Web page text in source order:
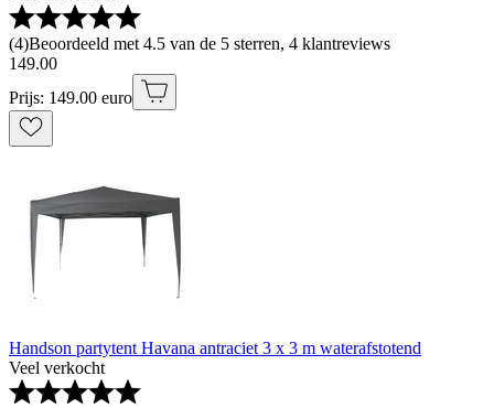
(4)Beoordeeld met 4.5 van de 5 sterren, 4 klantreviews
149.00
Prijs: 149.00 euro
Handson partytent Havana antraciet 3 x 3 m waterafstotend
Veel verkocht